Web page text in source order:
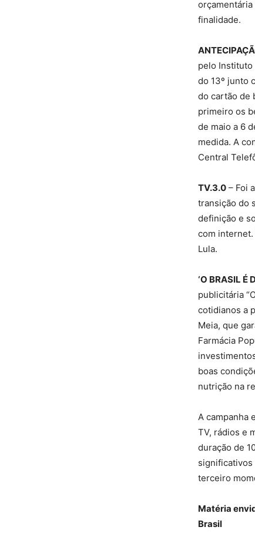
finalidade.
pelo Instituto
do 13º junto
do cartão de
primeiro os
de maio a 6
medida. A
Central
TV.3.0 – Foi
transição do
definição e
com internet.
Lula.
‘O BRASIL É
publicitária
cotidianos a
Meia, que
Farmácia
boas
nutrição na
A campanha
TV, rádios e
duração de
significativos
terceiro
Matéria
Brasil